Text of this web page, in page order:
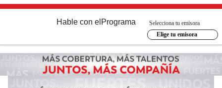
Hable con el Programa
Selecciona tu emisora
Elige tu emisora